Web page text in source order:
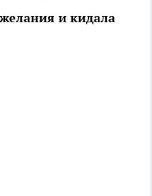
и кидала